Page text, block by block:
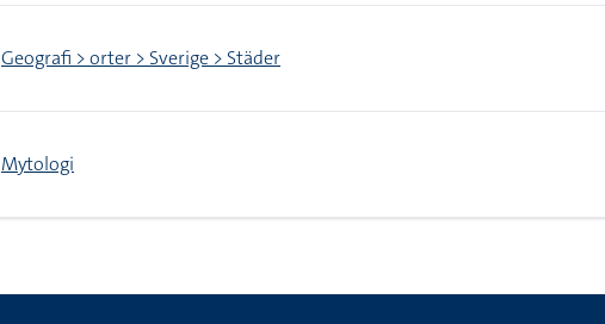
Geografi > orter > Sverige > Städer
Mytologi